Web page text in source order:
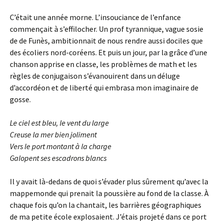
C’était une année morne. L’insouciance de l’enfance
commençait à s’effilocher. Un prof tyrannique, vague sosie
de de Funès, ambitionnait de nous rendre aussi dociles que
des écoliers nord-coréens. Et puis un jour, par la grâce d’une
chanson apprise en classe, les problèmes de math et les
règles de conjugaison s’évanouirent dans un déluge
d’accordéon et de liberté qui embrasa mon imaginaire de
gosse.
Le ciel est bleu, le vent du large
Creuse la mer bien joliment
Vers le port montant à la charge
Galopent ses escadrons blancs
Il y avait là-dedans de quoi s’évader plus sûrement qu’avec la
mappemonde qui prenait la poussière au fond de la classe. À
chaque fois qu’on la chantait, les barrières géographiques
de ma petite école explosaient. J’étais projeté dans ce port